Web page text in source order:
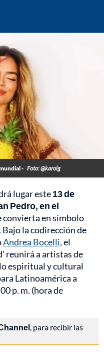
- Foto: @karolg
lugar este13 de
Pedro, en el
convierta en símbolo
la codirección de
Andrea Bocelli,el
reunirá a artistas de
espiritual y cultural
Latinoamérica a
p. m. (hora de
, para recibir las